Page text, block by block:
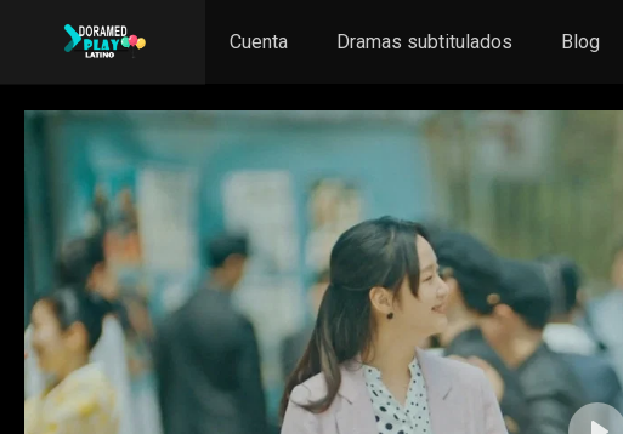
Cuenta Dramas subtitulados Blog